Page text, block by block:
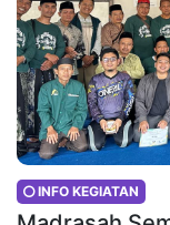
INFO KEGIATAN